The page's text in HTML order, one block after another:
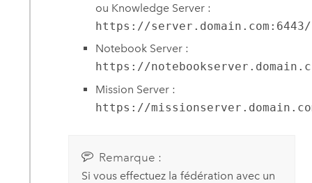
ou Knowledge Server :
https://
Notebook Server :
https://
Mission Server :
https://
Remarque :
Si vous effectuez la fédération avec un